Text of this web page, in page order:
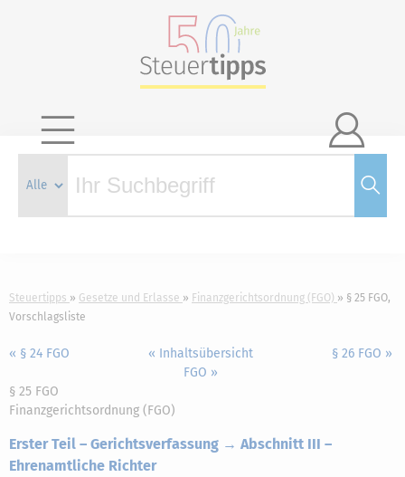

Steuertipps Gesetze und Erlasse Finanzgerichtsordnung (FGO)
§ 25 FGO,
Vorschlagsliste
« § 24 FGO
« Inhaltsübersicht
FGO »
§ 26 FGO »
§ 25 FGO
Finanzgerichtsordnung (FGO)
Erster Teil – Gerichtsverfassung → Abschnitt III –
Ehrenamtliche Richter